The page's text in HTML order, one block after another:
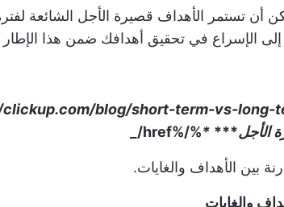
أن تستمر الأهداف قصيرة الأجل الشائعة
الإسراع في تحقيق أهدافك ضمن هذا الإطار
blog/short-term-vs-long-
الأجل***
*
%/%href/_
بين الأهداف والغايات.
والغايات __